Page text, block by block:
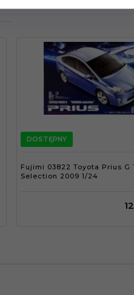
DOSTĘPNY
Fujimi 03822 Toyota Prius G
Selection 2009 1/24